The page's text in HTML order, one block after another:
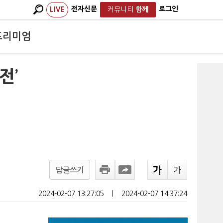
LIVE 전자신문 커뮤니티 함께 로그인
리미엄
’
답글쓰기
2024-02-07 13:27:05 2024-02-07 14:37:24